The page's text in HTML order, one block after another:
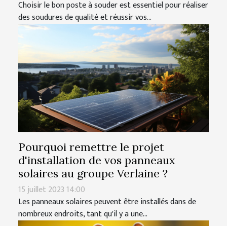
Choisir le bon poste à souder est essentiel pour réaliser
des soudures de qualité et réussir vos...
Pourquoi remettre le projet
d'installation de vos panneaux
solaires au groupe Verlaine ?
15 juillet 2023 14:00
Les panneaux solaires peuvent être installés dans de
nombreux endroits, tant qu'il y a une...